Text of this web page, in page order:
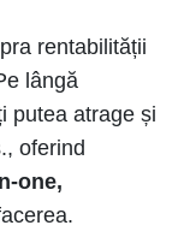
rentabilității
lângă
putea atrage și
oferind
one,